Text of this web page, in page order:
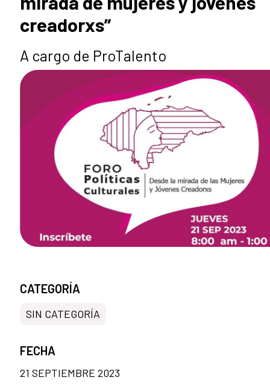
creadorxs”
A cargo de ProTalento
CATEGORÍA
SIN CATEGORÍA
FECHA
21 SEPTIEMBRE 2023